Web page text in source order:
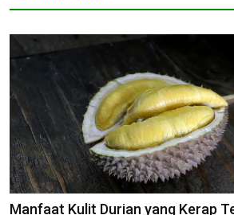
Manfaat Kulit Durian yang Kerap